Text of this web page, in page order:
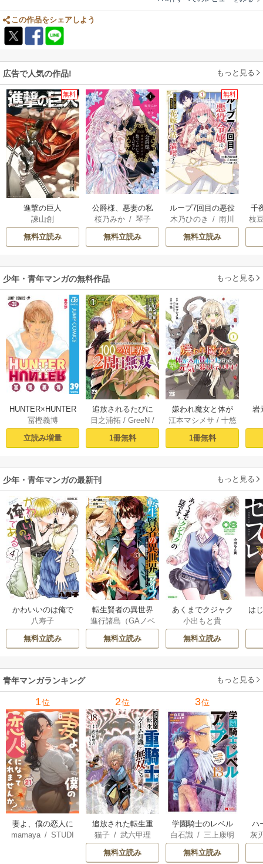
は報われている。
この作品をシェアしよう
広告で人気の作品! もっと見る
無料
進撃の巨人
諫山創
無料立読み
公爵様、悪妻の私
はもう放っておい
てください
桜乃みか/ 琴子
無料立読み
無料
ループ7回目の悪役
令嬢は、元敵国で
自由気ままな花嫁
生活を満喫する
木乃ひのき /雨川
透子/八美☆わん
無料立読み
千
国
枝
少年・青年マンガの無料作品 もっと見る
HUNTER×HUNTER
モノクロ版 39
冨樫義博
立読み増量
追放されるたびに
スキルを手に入れ
た俺が、100の異世
界で2周目無双【電
日之浦拓 /GreeN /
仁森島司
1冊無料
嫌われ魔女と体が
入れ替わったけれ
ど、私は今日も元
気に暮らしていま
本】 1
江本マシメサ / 十悠
1冊無料
岩
少年・青年マンガの最新刊 もっと見る
かわいいのは俺で
ある 4巻
八寿子
無料立読み
転生賢者の異世界
ライフ～第二の職
業を得て、世界最
強になりました～ 3
進行諸島（GAノベ
ル／SBクリエイテ
ィブ刊）/彭傑（Fr
花風花
無料立読み
あくまでクジャク
の話です。 8巻
小出もと貴
無料立読み
は
青年マンガランキング もっと見る
1位
妻よ、僕の恋人に
なってくれません
mamaya /STUDI
2位
追放された転生重
騎士はゲーム知識
で無双する
猫子/ 武六甲理
じゃいあん
無料立読み
3位
学園騎士のレベル
アップ！レベル100
0超えの転生者、落
ちこぼれクラスに
白石識 / 三上康明
無料立読み
ハ
界
灰